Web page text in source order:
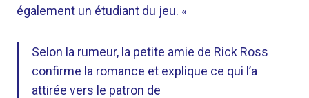
également un étudiant du jeu. «
Selon la rumeur, la petite amie de Rick Ross
confirme la romance et explique ce qui l’a
attirée vers le patron de